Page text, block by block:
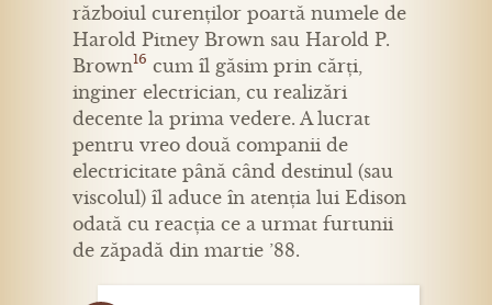
războiul curenților poartă numele de
Harold Pitney Brown sau Harold P.
Brown16 cum îl găsim prin cărți,
inginer electrician, cu realizări
decente la prima vedere. A lucrat
pentru vreo două companii de
electricitate până când destinul (sau
viscolul) îl aduce în atenția lui Edison
odată cu reacția ce a urmat furtunii
de zăpadă din martie ’88.